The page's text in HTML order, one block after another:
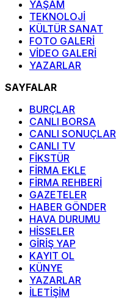
YAŞAM
TEKNOLOJİ
KÜLTÜR SANAT
FOTO GALERİ
VİDEO GALERİ
YAZARLAR
SAYFALAR
BURÇLAR
CANLI BORSA
CANLI SONUÇLAR
CANLI TV
FİKSTÜR
FİRMA EKLE
FİRMA REHBERİ
GAZETELER
HABER GÖNDER
HAVA DURUMU
HİSSELER
GİRİŞ YAP
KAYIT OL
KÜNYE
YAZARLAR
İLETİŞİM